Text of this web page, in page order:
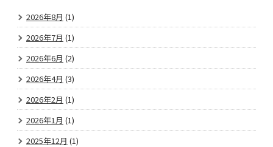
2026年8月 (1)
2026年7月 (1)
2026年6月 (2)
2026年4月 (3)
2026年2月 (1)
2026年1月 (1)
2025年12月 (1)